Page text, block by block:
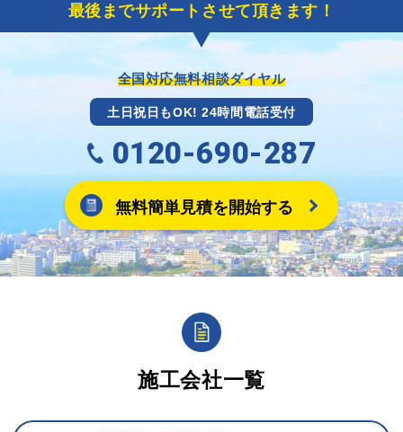
その内容を屋根コネクトが確認できた日時から翌月末
までには送付手配させていただきます。
※キャッシュバックの金額は契約金額によって異なり
ます。
最後までサポートさせて頂きます！
全国対応無料相談ダイヤル
土日祝日もOK! 24時間電話受付
0120-690-287
無料簡単見積を開始する
施工会社一覧